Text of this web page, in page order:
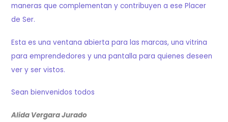
maneras que complementan y contribuyen a ese Placer
de Ser.
Esta es una ventana abierta para las marcas, una vitrina
para emprendedores y una pantalla para quienes deseen
ver y ser vistos.
Sean bienvenidos todos
Alida Vergara Jurado